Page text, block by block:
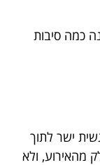
כמה סיבות
ישר לתוך
מהאירוע, ולא